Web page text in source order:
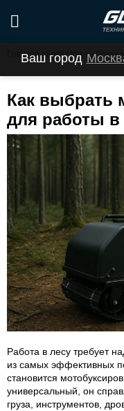
Ваш город
Главная Блог / Как выбрать
Как выбрать
для работы в
Работа в лесу требует
из самых эффективных
становится
универсальный, он
груза, инструментов,